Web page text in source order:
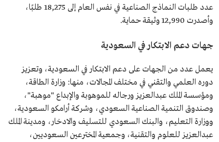
عدد طلبات النماذج الصناعية في نفس العام إلى 18,275 طلبًا،
وأصدرت 12,990 وثيقة حماية.
جهات دعم الابتكار في السعودية
يعمل عدد من الجهات على دعم الابتكار في السعودية، وتعزيز
دوره العلمي والتقني في مختلف المجالات، منها: وزارة الطاقة،
ومؤسسة الملك عبدالعزيز ورجاله للموهوبة والإبداع "موهبة"،
وصندوق التنمية الصناعية السعودي، وشركة أرامكو السعودية،
ووزارة التعليم، والبنك السعودي للتسليف والادخار، ومدينة الملك
عبدالعزيز للعلوم والتقنية، وجمعية المخترعين السعوديين،